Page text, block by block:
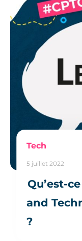
Tech
5 juillet 2022
Qu’est-
and
?